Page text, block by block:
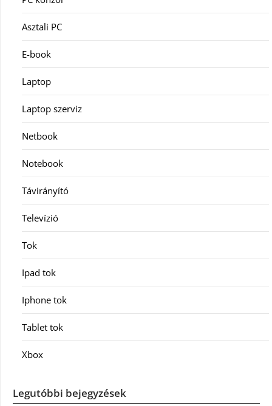
Asztali PC
E-book
Laptop
Laptop szerviz
Netbook
Notebook
Távirányító
Televízió
Tok
Ipad tok
Iphone tok
Tablet tok
Xbox
Legutóbbi bejegyzések